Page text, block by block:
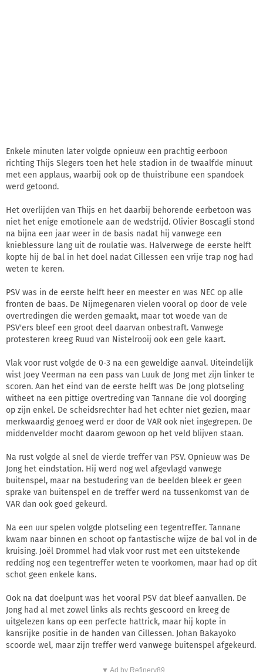
Enkele minuten later volgde opnieuw een prachtig eerboon
richting Thijs Slegers toen het hele stadion in de twaalfde minuut
met een applaus, waarbij ook op de thuistribune een spandoek
werd getoond.
Het overlijden van Thijs en het daarbij behorende eerbetoon was
niet het enige emotionele aan de wedstrijd. Olivier Boscagli stond
na bijna een jaar weer in de basis nadat hij vanwege een
knieblessure lang uit de roulatie was. Halverwege de eerste helft
kopte hij de bal in het doel nadat Cillessen een vrije trap nog had
weten te keren.
PSV was in de eerste helft heer en meester en was NEC op alle
fronten de baas. De Nijmegenaren vielen vooral op door de vele
overtredingen die werden gemaakt, maar tot woede van de
PSV'ers bleef een groot deel daarvan onbestraft. Vanwege
protesteren kreeg Ruud van Nistelrooij ook een gele kaart.
Vlak voor rust volgde de 0-3 na een geweldige aanval. Uiteindelijk
wist Joey Veerman na een pass van Luuk de Jong met zijn linker te
scoren. Aan het eind van de eerste helft was De Jong plotseling
witheet na een pittige overtreding van Tannane die vol doorging
op zijn enkel. De scheidsrechter had het echter niet gezien, maar
merkwaardig genoeg werd er door de VAR ook niet ingegrepen. De
middenvelder mocht daarom gewoon op het veld blijven staan.
Na rust volgde al snel de vierde treffer van PSV. Opnieuw was De
Jong het eindstation. Hij werd nog wel afgevlagd vanwege
buitenspel, maar na bestudering van de beelden bleek er geen
sprake van buitenspel en de treffer werd na tussenkomst van de
VAR dan ook goed gekeurd.
Na een uur spelen volgde plotseling een tegentreffer. Tannane
kwam naar binnen en schoot op fantastische wijze de bal vol in de
kruising. Joël Drommel had vlak voor rust met een uitstekende
redding nog een tegentreffer weten te voorkomen, maar had op dit
schot geen enkele kans.
Ook na dat doelpunt was het vooral PSV dat bleef aanvallen. De
Jong had al met zowel links als rechts gescoord en kreeg de
uitgelezen kans op een perfecte hattrick, maar hij kopte in
kansrijke positie in de handen van Cillessen. Johan Bakayoko
scoorde wel, maar zijn treffer werd vanwege buitenspel afgekeurd.
▼ Ad by Refinery89